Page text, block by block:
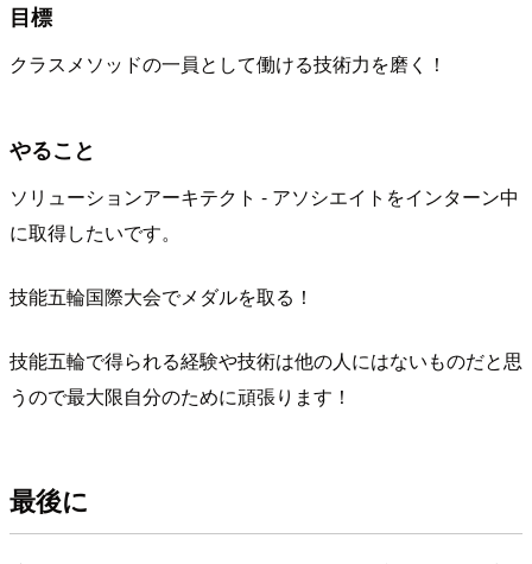
目標
クラスメソッドの一員として働ける技術力を磨く！
やること
ソリューションアーキテクト - アソシエイトをインターン中
に取得したいです。
技能五輪国際大会でメダルを取る！
技能五輪で得られる経験や技術は他の人にはないものだと思
うので最大限自分のために頑張ります！
最後に